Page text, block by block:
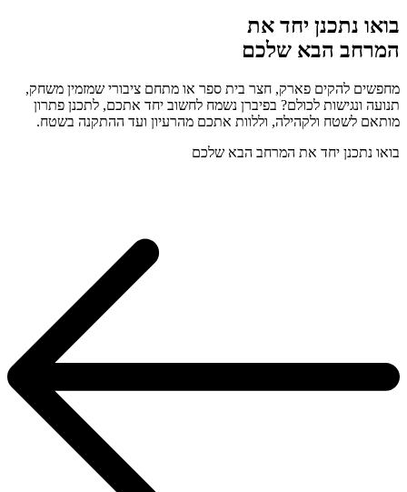
בואו נתכנן יחד את
המרחב הבא שלכם
מחפשים להקים פארק, חצר בית ספר או מתחם ציבורי שמזמין משחק,
תנועה ונגישות לכולם? בפיברן נשמח לחשוב יחד אתכם, לתכנן פתרון
מותאם לשטח ולקהילה, וללוות אתכם מהרעיון ועד ההתקנה בשטח.
בואו נתכנן יחד את המרחב הבא שלכם